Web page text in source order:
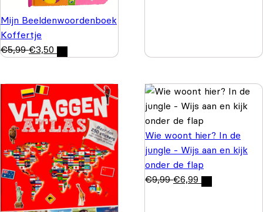
Mijn Beeldenwoordenboek
Koffertje
€5,99 €3,50
Wie woont hier? In de
jungle - Wijs aan en kijk
onder de flap
€9,99 €6,99